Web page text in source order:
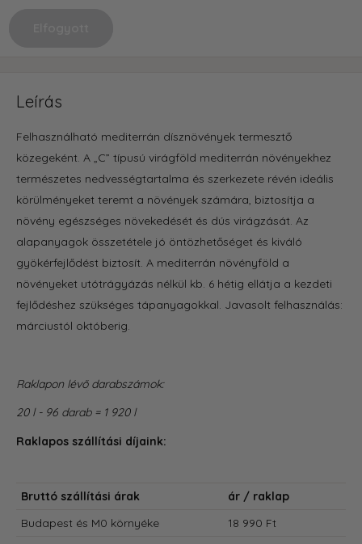
Leírás
Felhasználható mediterrán dísznövények termesztő
közegeként. A „C” típusú virágföld mediterrán növényekhez
természetes nedvességtartalma és szerkezete révén ideális
körülményeket teremt a növények számára, biztosítja a
növény egészséges növekedését és dús virágzását. Az
alapanyagok összetétele jó öntözhetőséget és kiváló
gyökérfejlődést biztosít. A mediterrán növényföld a
növényeket utótrágyázás nélkül kb. 6 hétig ellátja a kezdeti
fejlődéshez szükséges tápanyagokkal. Javasolt felhasználás:
márciustól októberig.
Raklapon lévő darabszámok:
20 l - 96 darab = 1 920 l
Raklapos szállítási díjaink:
Bruttó szállítási árak
ár / raklap
Budapest és M0 környéke
18 990 Ft